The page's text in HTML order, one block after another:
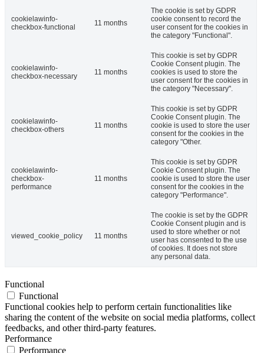
cookielawinfo-
checkbox-functional
11 months
The cookie is set by GDPR
cookie consent to record the
user consent for the cookies in
the category "Functional".
cookielawinfo-
checkbox-necessary
11 months
This cookie is set by GDPR
Cookie Consent plugin. The
cookies is used to store the
user consent for the cookies in
the category "Necessary".
cookielawinfo-
checkbox-others
11 months
This cookie is set by GDPR
Cookie Consent plugin. The
cookie is used to store the user
consent for the cookies in the
category "Other.
cookielawinfo-
checkbox-
performance
11 months
This cookie is set by GDPR
Cookie Consent plugin. The
cookie is used to store the user
consent for the cookies in the
category "Performance".
viewed_cookie_policy 11 months
The cookie is set by the GDPR
Cookie Consent plugin and is
used to store whether or not
user has consented to the use
of cookies. It does not store
any personal data.
Functional
Functional
Functional cookies help to perform certain functionalities like
sharing the content of the website on social media platforms, collect
feedbacks, and other third-party features.
Performance
Performance